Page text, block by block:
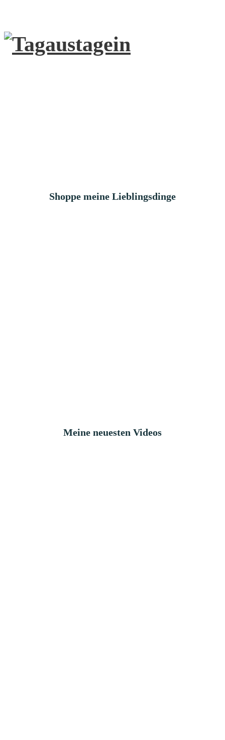
Shoppe meine Lieblingsdinge
Meine neuesten Videos